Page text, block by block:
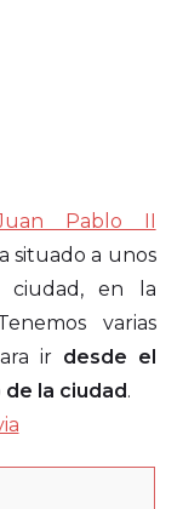
Pablo II
situado a unos
ciudad, en la
varias
ir desde el
la ciudad.